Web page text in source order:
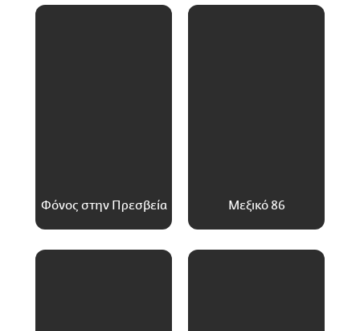
Φόνος στην Πρεσβεία Μεξικό 86